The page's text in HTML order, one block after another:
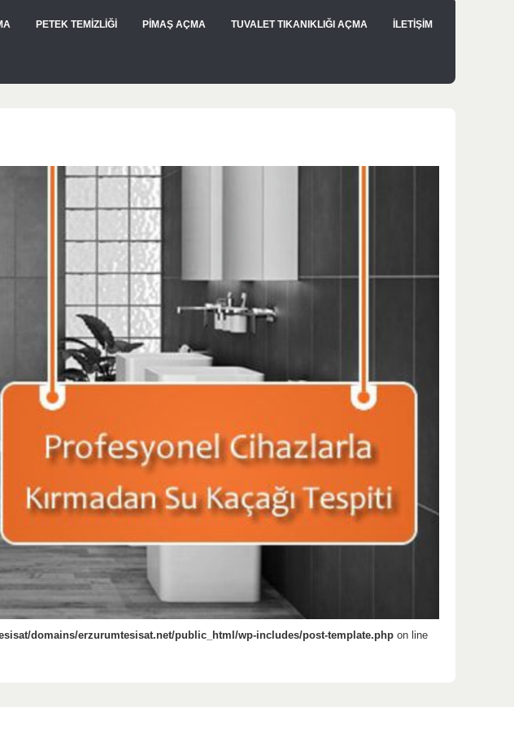
PETEK TEMİZLİĞİ PİMAŞ AÇMA TUVALET TIKANIKLIĞI AÇMA İLETİŞİM
domains/erzurumtesisat.net/public_html/wp-includes/post-template.php on line